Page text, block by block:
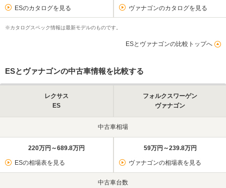
ESのカタログを見る ヴァナゴンのカタログを見る
※カタログスペック情報は最新モデルのものです。
ESとヴァナゴンの比較トップへ
ESとヴァナゴンの中古車情報を比較する
レクサス
ES
フォルクスワーゲン
ヴァナゴン
中古車相場
220万円～689.8万円
ESの相場表を見る
59万円～239.8万円
ヴァナゴンの相場表を見る
中古車台数